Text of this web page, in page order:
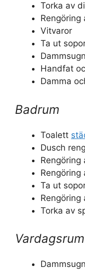
Torka av
Rengöring
Vitvaror
Ta ut
Handfat
Damma
Badrum
Toalett
Dusch
Rengöring
Ta ut
Rengöring
Torka av
Vardagsrum